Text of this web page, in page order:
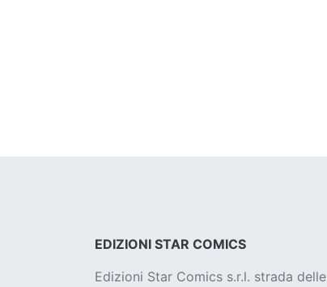
EDIZIONI STAR COMICS
Edizioni Star Comics s.r.l. strada delle